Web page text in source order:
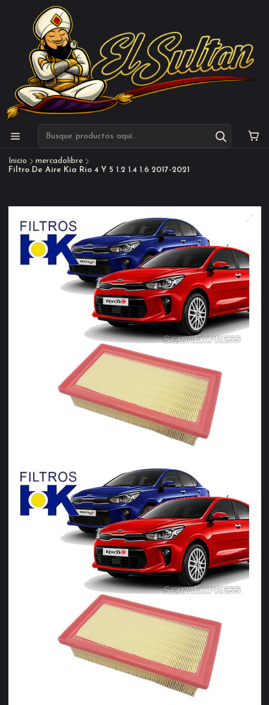
Inicio
mercadolibre
Filtro De Aire Kia Rio 4 Y 5 1.2 1.4 1.6 2017-2021